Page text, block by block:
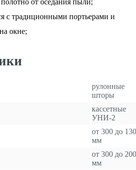
с традиционными портьерами и
окне;
рулонные
шторы
кассетные
УНИ-2
от 300 до
мм
от 300 до
мм